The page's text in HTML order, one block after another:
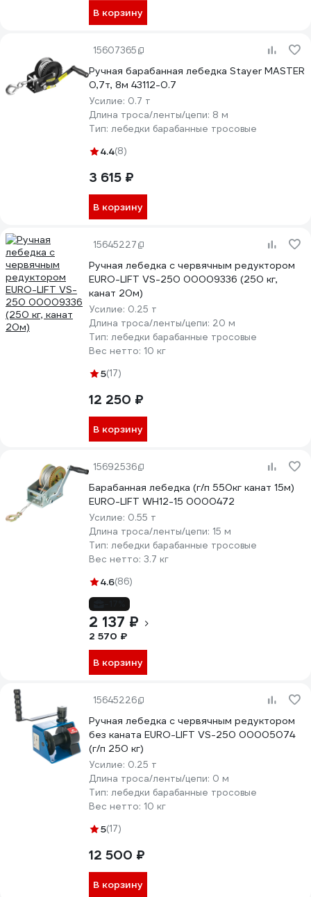
В корзину
15607365
Ручная барабанная лебедка Stayer MASTER
0,7т, 8м 43112-0.7
Усилие: 0.7 т
Длина троса/ленты/цепи: 8 м
Тип: лебедки барабанные тросовые
4.4(8)
3 615 ₽
В корзину
15645227
Ручная лебедка с червячным редуктором
EURO-LIFT VS-250 00009336 (250 кг,
канат 20м)
Усилие: 0.25 т
Длина троса/ленты/цепи: 20 м
Тип: лебедки барабанные тросовые
Вес нетто: 10 кг
5(17)
12 250 ₽
В корзину
15692536
Барабанная лебедка (г/п 550кг канат 15м)
EURO-LIFT WH12-15 0000472
Усилие: 0.55 т
Длина троса/ленты/цепи: 15 м
Тип: лебедки барабанные тросовые
Вес нетто: 3.7 кг
4.6(86)
2 137 ₽
2 570 ₽
В корзину
15645226
Ручная лебедка с червячным редуктором
без каната EURO-LIFT VS-250 00005074
(г/п 250 кг)
Усилие: 0.25 т
Длина троса/ленты/цепи: 0 м
Тип: лебедки барабанные тросовые
Вес нетто: 10 кг
5(17)
12 500 ₽
В корзину